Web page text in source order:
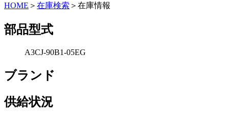
HOME ＞ 在庫検索 ＞在庫情報
部品型式
A3CJ-90B1-05EG
ブランド
供給状況